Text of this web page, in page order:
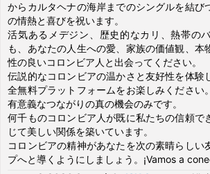
からカルタヘナの海岸までのシングルを結び
の情熱と喜びを祝います。
活気あるメデジン、歴史的なカリ、熱帯の
も、あなたの人生への愛、家族の価値観、本
性の良いコロンビア人と出会ってください。
伝説的なコロンビアの温かさと友好性を体験
全無料プラットフォームをお楽しみください
有意義なつながりの真の機会のみです。
何千ものコロンビア人が既に私たちの信頼で
じて美しい関係を築いています。
コロンビアの精神があなたを次の素晴らしい
プへと導くようにしましょう。¡Vamos a